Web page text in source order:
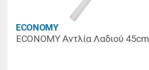
ECONOMY
ECONOMY Αντλία Λαδιού 45cm